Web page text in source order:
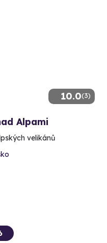
10.0(3)
Alpami
velikánů